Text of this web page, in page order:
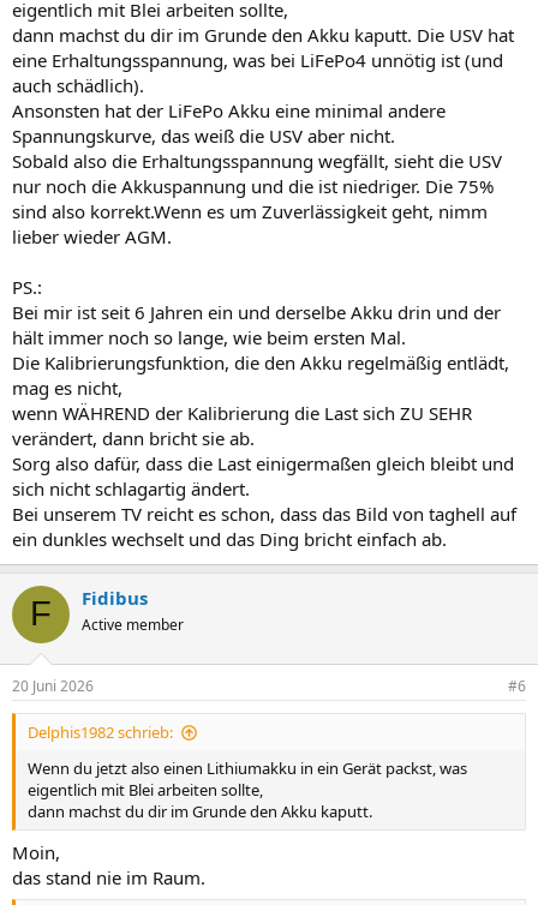
eigentlich mit Blei arbeiten sollte,
dann machst du dir im Grunde den Akku kaputt. Die USV hat
eine Erhaltungsspannung, was bei LiFePo4 unnötig ist (und
auch schädlich).
Ansonsten hat der LiFePo Akku eine minimal andere
Spannungskurve, das weiß die USV aber nicht.
Sobald also die Erhaltungsspannung wegfällt, sieht die USV
nur noch die Akkuspannung und die ist niedriger. Die 75%
sind also korrekt.Wenn es um Zuverlässigkeit geht, nimm
lieber wieder AGM.
PS.:
Bei mir ist seit 6 Jahren ein und derselbe Akku drin und der
hält immer noch so lange, wie beim ersten Mal.
Die Kalibrierungsfunktion, die den Akku regelmäßig entlädt,
mag es nicht,
wenn WÄHREND der Kalibrierung die Last sich ZU SEHR
verändert, dann bricht sie ab.
Sorg also dafür, dass die Last einigermaßen gleich bleibt und
sich nicht schlagartig ändert.
Bei unserem TV reicht es schon, dass das Bild von taghell auf
ein dunkles wechselt und das Ding bricht einfach ab.
F Fidibus
Active member
20 Juni 2026 #6
Delphis1982 schrieb:
Wenn du jetzt also einen Lithiumakku in ein Gerät packst, was
eigentlich mit Blei arbeiten sollte,
dann machst du dir im Grunde den Akku kaputt.
Moin,
das stand nie im Raum.